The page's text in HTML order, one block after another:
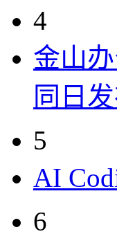
4
金山
同日
5
AI
6